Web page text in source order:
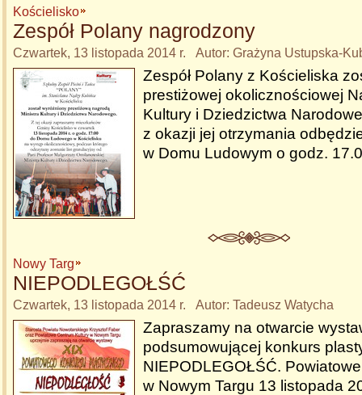
Kościelisko
Zespół Polany nagrodzony
Czwartek, 13 listopada 2014 r. Autor: Grażyna Ustupska-
Zespół Polany z Kościeliska
prestiżowej okolicznościowej
Kultury i Dziedzictwa
z okazji jej otrzymania
w Domu Ludowym o godz.
Nowy Targ
NIEPODLEGOŁŚĆ
Czwartek, 13 listopada 2014 r. Autor: Tadeusz Watycha
Zapraszamy na otwarcie
podsumowującej konkurs
NIEPODLEGOŁŚĆ.
w Nowym Targu 13 listopada